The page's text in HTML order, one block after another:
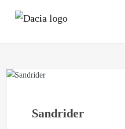
Sandrider